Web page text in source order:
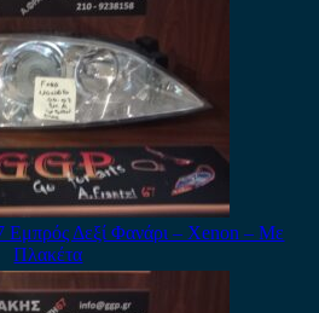
Εμπρός Δεξί Φανάρι – Xenon – Με
Πλακέτα